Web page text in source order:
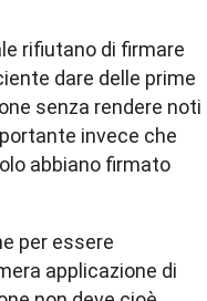
rifiutano di firmare
dare delle prime
senza rendere noti
invece che
abbiano firmato
per essere
applicazione di